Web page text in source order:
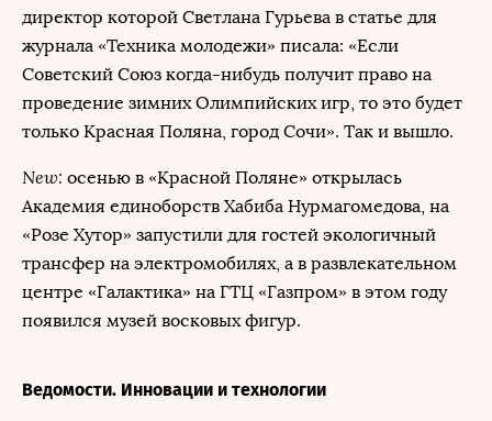
директор которой Светлана Гурьева в статье для
журнала «Техника молодежи» писала: «Если
Советский Союз когда-нибудь получит право на
проведение зимних Олимпийских игр, то это будет
только Красная Поляна, город Сочи». Так и вышло.
New: осенью в «Красной Поляне» открылась
Академия единоборств Хабиба Нурмагомедова, на
«Розе Хутор» запустили для гостей экологичный
трансфер на электромобилях, а в развлекательном
центре «Галактика» на ГТЦ «Газпром» в этом году
появился музей восковых фигур.
Ведомости. Инновации и технологии